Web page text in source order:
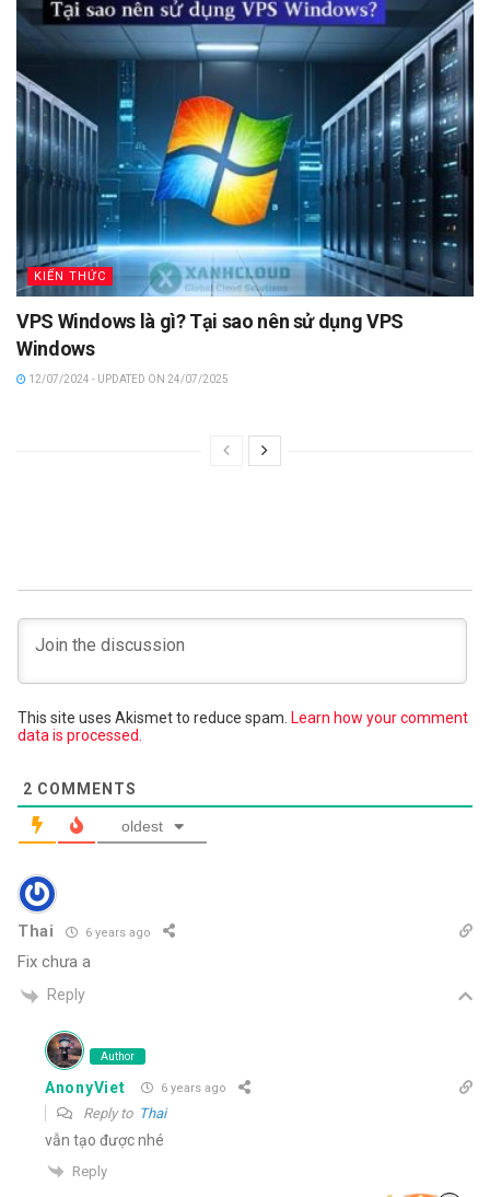
KIẾN THỨC
VPS Windows là gì? Tại sao nên sử dụng VPS
Windows
12/07/2024 - UPDATED ON 24/07/2025
This site uses Akismet to reduce spam. Learn how your comment
data is processed.
2 COMMENTS
oldest
Thai 6 years ago
Fix chưa a
Reply
Author
AnonyViet 6 years ago
Reply to Thai
vẫn tạo được nhé
Reply